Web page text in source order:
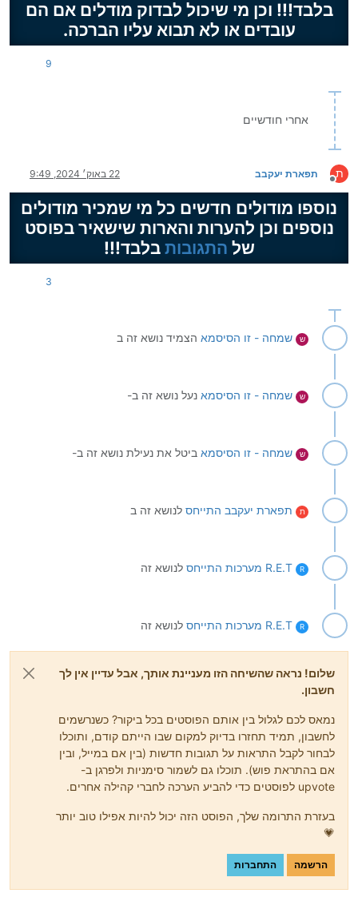
בלבד!!! וכן מי שיכול לבדוק מודלים אם הם
עובדים או לא תבוא עליו הברכה.
9
אחרי חודשיים
ת
מנותק
תפארת יעקבב 22 באוק׳ 2024, 9:49
נוספו מודולים חדשים כל מי שמכיר מודולים
נוספים וכן להערות והארות שישאיר בפוסט
של התגובותבלבד!!!
3
ש שמחה - זו הסיסמא הצמיד נושא זה ב
ש שמחה - זו הסיסמא נעל נושא זה ב-
ש שמחה - זו הסיסמא ביטל את נעילת נושא זה ב-
ת תפארת יעקבב התייחס לנושא זה ב
R R.E.T מערכות התייחס לנושא זה
R R.E.T מערכות התייחס לנושא זה
שלום! נראה שהשיחה הזו מעניינת אותך, אבל עדיין אין לך
חשבון.
נמאס לכם לגלול בין אותם הפוסטים בכל ביקור? כשנרשמים
לחשבון, תמיד תחזרו בדיוק למקום שבו הייתם קודם, ותוכלו
לבחור לקבל התראות על תגובות חדשות (בין אם במייל, ובין
אם בהתראת פוש). תוכלו גם לשמור סימניות ולפרגן ב-
upvote לפוסטים כדי להביע הערכה לחברי קהילה אחרים.
בעזרת התרומה שלך, הפוסט הזה יכול להיות אפילו טוב יותר
💗
הרשמה התחברות